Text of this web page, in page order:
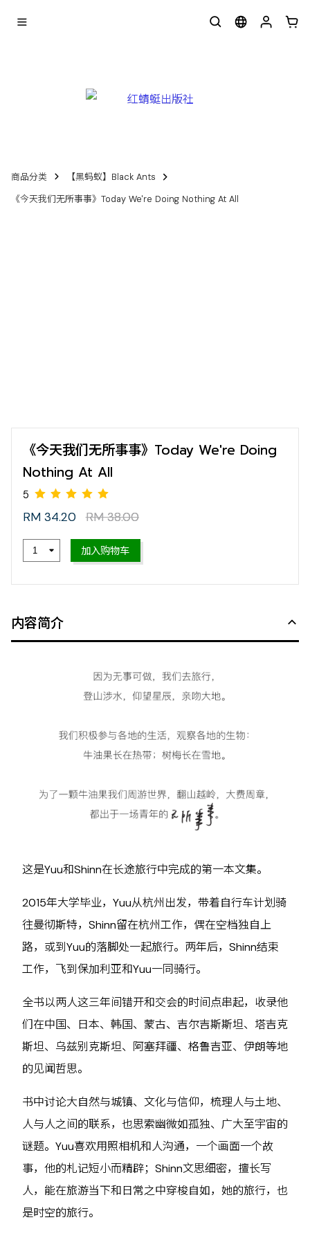
商品分类
【黑蚂蚁】Black Ants
《今天我们无所事事》Today We're Doing Nothing At All
《今天我们无所事事》Today We're Doing
Nothing At All
5
RM 34.20 RM 38.00
加入购物车
内容简介
这是Yuu和Shinn在长途旅行中完成的第一本文集。
2015年大学毕业，Yuu从杭州出发，带着自行车计划骑
往曼彻斯特，Shinn留在杭州工作，偶在空档独自上
路，或到Yuu的落脚处一起旅行。两年后，Shinn结束
工作，飞到保加利亚和Yuu一同骑行。
全书以两人这三年间错开和交会的时间点串起，收录他
们在中国、日本、韩国、蒙古、吉尔吉斯斯坦、塔吉克
斯坦、乌兹别克斯坦、阿塞拜疆、格鲁吉亚、伊朗等地
的见闻哲思。
书中讨论大自然与城镇、文化与信仰，梳理人与土地、
人与人之间的联系，也思索幽微如孤独、广大至宇宙的
谜题。Yuu喜欢用照相机和人沟通，一个画面一个故
事，他的札记短小而精辟；Shinn文思细密，擅长写
人，能在旅游当下和日常之中穿梭自如，她的旅行，也
是时空的旅行。